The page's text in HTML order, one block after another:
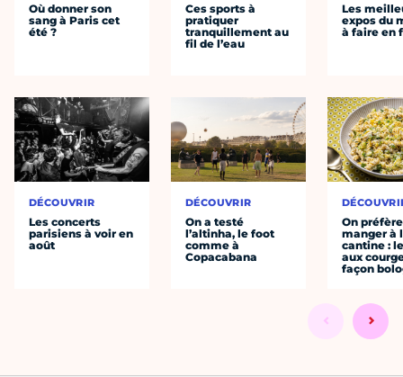
Où donner son
sang à Paris cet
été ?
DÉCOUVRIR
Les concerts
parisiens à voir en
août
Ces sports à
pratiquer
tranquillement au
fil de l’eau
DÉCOUVRIR
On a testé
l’altinha, le foot
comme à
Copacabana
Les
expos du
à faire en
On préfère
manger à
cantine :
aux
façon